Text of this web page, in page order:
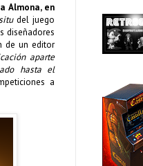
Almona, en
del juego
diseñadores
de un editor
aparte
hasta el
a